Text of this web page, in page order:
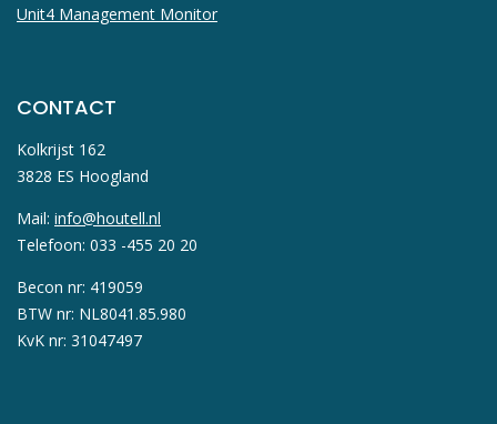
Unit4 Management Monitor
CONTACT
Kolkrijst 162
3828 ES Hoogland
Mail: info@houtell.nl
Telefoon: 033 -455 20 20
Becon nr: 419059
BTW nr: NL8041.85.980
KvK nr: 31047497